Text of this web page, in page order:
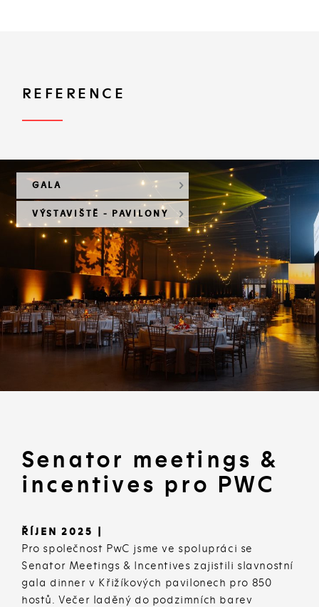
REFERENCE
Senator meetings &
incentives pro PWC
ŘÍJEN 2025 |
Pro společnost PwC jsme ve spolupráci se
Senator Meetings & Incentives zajistili slavnostní
gala dinner v Křižíkových pavilonech pro 850
hostů. Večer laděný do podzimních barev
GALA
VÝSTAVIŠTĚ - PAVILONY